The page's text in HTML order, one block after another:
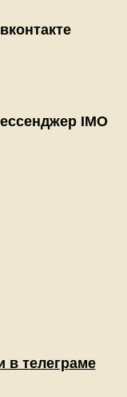
IMO
телеграме